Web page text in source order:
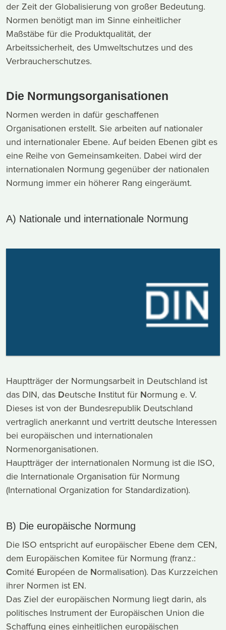
der Zeit der Globalisierung von großer Bedeutung.
Normen benötigt man im Sinne einheitlicher
Maßstäbe für die Produktqualität, der
Arbeitssicherheit, des Umweltschutzes und des
Verbraucherschutzes.
Die Normungsorganisationen
Normen werden in dafür geschaffenen
Organisationen erstellt. Sie arbeiten auf nationaler
und internationaler Ebene. Auf beiden Ebenen gibt es
eine Reihe von Gemeinsamkeiten. Dabei wird der
internationalen Normung gegenüber der nationalen
Normung immer ein höherer Rang eingeräumt.
A) Nationale und internationale Normung
Hauptträger der Normungsarbeit in Deutschland ist
das DIN, das Deutsche Institut für Normung e. V.
Dieses ist von der Bundesrepublik Deutschland
vertraglich anerkannt und vertritt deutsche Interessen
bei europäischen und internationalen
Normenorganisationen.
Hauptträger der internationalen Normung ist die ISO,
die Internationale Organisation für Normung
(International Organization for Standardization).
B) Die europäische Normung
Die ISO entspricht auf europäischer Ebene dem CEN,
dem Europäischen Komitee für Normung (franz.:
Comité Européen de Normalisation). Das Kurzzeichen
ihrer Normen ist EN.
Das Ziel der europäischen Normung liegt darin, als
politisches Instrument der Europäischen Union die
Schaffung eines einheitlichen europäischen